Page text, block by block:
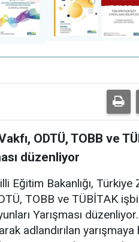
ODTÜ, TOBB ve
düzenliyor
Eğitim Bakanlığı, Türkiye
TOBB ve TÜBİTAK
Yarışması
adlandırılan